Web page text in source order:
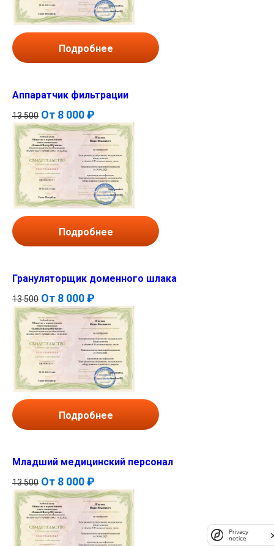
Подробнее
Аппаратчик фильтрации
13 500 От 8 000 ₽
Подробнее
Грануляторщик доменного шлака
13 500 От 8 000 ₽
Подробнее
Младший медицинский персонал
13 500 От 8 000 ₽
Privacy
notice